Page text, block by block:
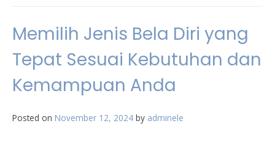
Memilih Jenis Bela Diri yang
Tepat Sesuai Kebutuhan dan
Kemampuan Anda
Posted on November 12, 2024 by adminele